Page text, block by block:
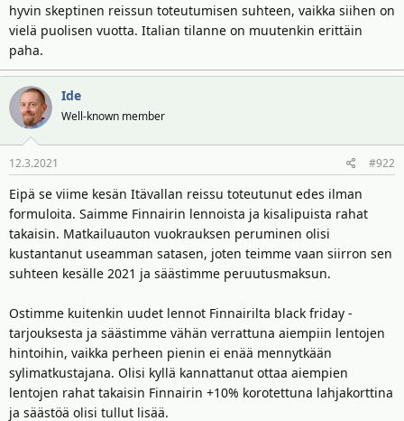
t
t
a
a
ä
hyvin skeptinen reissun toteutumisen suhteen, vaikka siihen on
vielä puolisen vuotta. Italian tilanne on muutenkin erittäin
paha.
Ide
Well-known member
12.3.2021 #922
Eipä se viime kesän Itävallan reissu toteutunut edes ilman
formuloita. Saimme Finnairin lennoista ja kisalipuista rahat
takaisin. Matkailuauton vuokrauksen peruminen olisi
kustantanut useamman satasen, joten teimme vaan siirron sen
suhteen kesälle 2021 ja säästimme peruutusmaksun.
Ostimme kuitenkin uudet lennot Finnairilta black friday -
tarjouksesta ja säästimme vähän verrattuna aiempiin lentojen
hintoihin, vaikka perheen pienin ei enää mennytkään
sylimatkustajana. Olisi kyllä kannattanut ottaa aiempien
lentojen rahat takaisin Finnairin +10% korotettuna lahjakorttina
ja säästöä olisi tullut lisää.